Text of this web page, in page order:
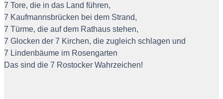
7 Tore, die in das Land führen,
7 Kaufmannsbrücken bei dem Strand,
7 Türme, die auf dem Rathaus stehen,
7 Glocken der 7 Kirchen, die zugleich schlagen und
7 Lindenbäume im Rosengarten
Das sind die 7 Rostocker Wahrzeichen!